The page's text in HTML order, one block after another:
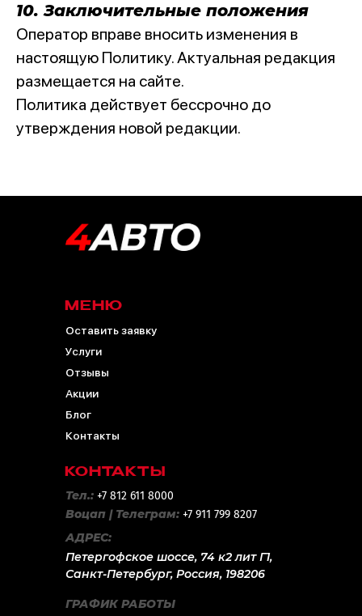
10. Заключительные положения
Оператор вправе вносить изменения в
настоящую Политику. Актуальная редакция
размещается на сайте.
Политика действует бессрочно до
утверждения новой редакции.
МЕНЮ
КОНТАКТЫ
Контакты
Оставить заявку
Блог
Акции
Отзывы
Услуги
Петергофское шоссе, 74 к2 лит Г1,
Санкт-Петербург, Россия, 198206
Тел.: +7 812 611 8000
Воцап | Телеграм: +7 911 799 8207
АДРЕС:
ГРАФИК РАБОТЫ